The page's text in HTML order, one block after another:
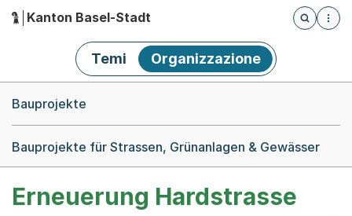
Hauptnavigation
Kanton Basel-Stadt
Öffnet
Temi Organizzazione
Bauprojekte
Bauprojekte für Strassen, Grünanlagen & Gewässer
Erneuerung Hardstrasse